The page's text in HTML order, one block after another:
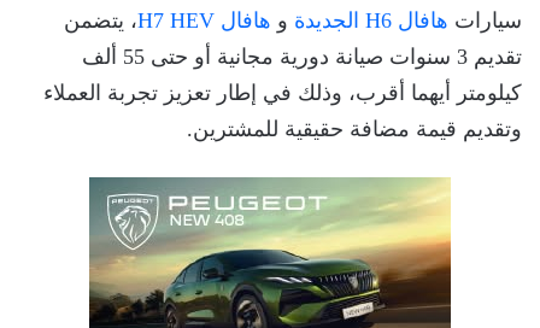
سيارات هافال H6 الجديدة و هافال H7 HEV
، يتضمن
تقديم 3 سنوات صيانة دورية مجانية أو حتى 55 ألف
كيلومتر أيهما أقرب، وذلك في إطار تعزيز تجربة العملاء
وتقديم قيمة مضافة حقيقية للمشترين.